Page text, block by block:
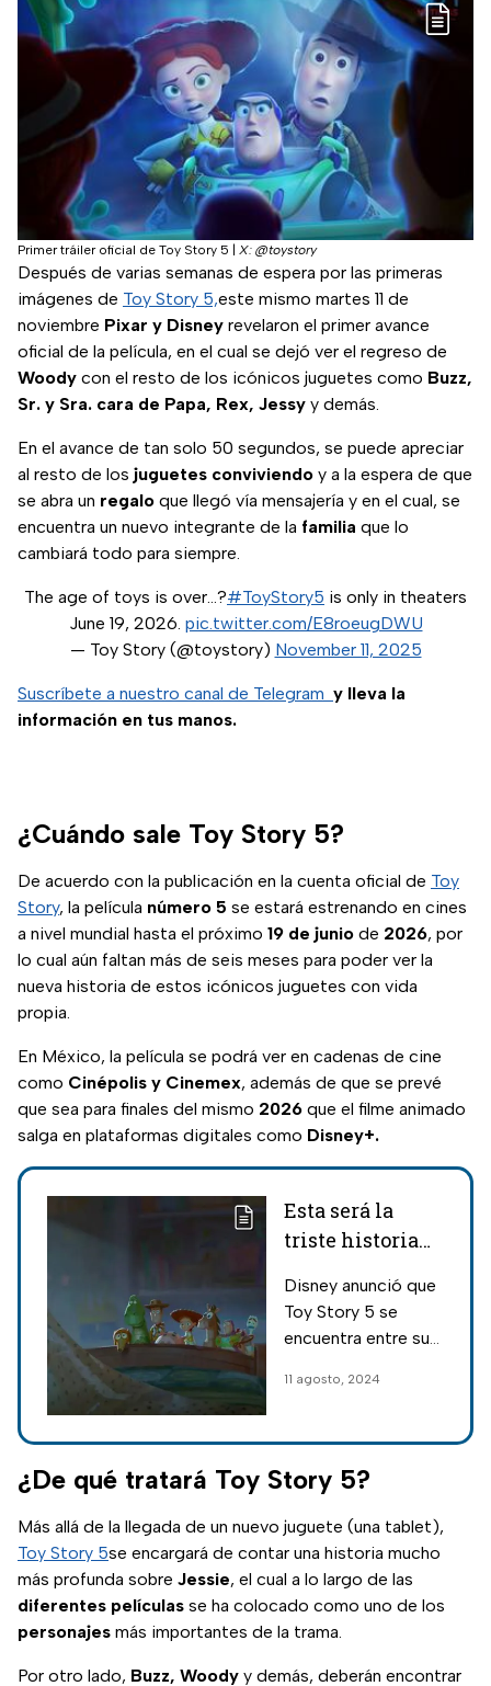
Primer tráiler oficial de Toy Story 5 X: @toystory
Después de varias semanas de espera por las primeras
imágenes de Toy Story 5,este mismo martes 11 de
noviembre Pixar y Disney revelaron el primer avance
oficial de la película, en el cual se dejó ver el regreso de
Woody con el resto de los icónicos juguetes como Buzz,
Sr. y Sra. cara de Papa, Rex, Jessy y demás.
En el avance de tan solo 50 segundos, se puede apreciar
al resto de los juguetes conviviendo y a la espera de que
se abra un regalo que llegó vía mensajería y en el cual, se
encuentra un nuevo integrante de la familia que lo
cambiará todo para siempre.
The age of toys is over…?#ToyStory5 is only in theaters
June 19, 2026. pic.twitter.com/E8roeugDWU
— Toy Story (@toystory) November 11, 2025
Suscríbete a nuestro canal de Telegram y lleva la
información en tus manos.
¿Cuándo sale Toy Story 5?
De acuerdo con la publicación en la cuenta oficial de Toy
Story, la película número 5 se estará estrenando en cines
a nivel mundial hasta el próximo 19 de junio de 2026, por
lo cual aún faltan más de seis meses para poder ver la
nueva historia de estos icónicos juguetes con vida
propia.
En México, la película se podrá ver en cadenas de cine
como Cinépolis y Cinemex, además de que se prevé
que sea para finales del mismo 2026 que el filme animado
salga en plataformas digitales como Disney+.
Esta será la
triste historia
Toy Story 5
Disney anunció que
Toy Story 5 se
encuentra entre su
estrenos del
que contaron de
qué va a tratar su
historia.
11 agosto, 2024
¿De qué tratará Toy Story 5?
Más allá de la llegada de un nuevo juguete (una tablet),
Toy Story 5se encargará de contar una historia mucho
más profunda sobre Jessie, el cual a lo largo de las
diferentes películas se ha colocado como uno de los
personajes más importantes de la trama.
Por otro lado, Buzz, Woody y demás, deberán encontrar